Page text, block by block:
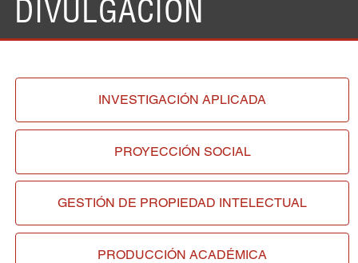
DIVULGACIÓN
INVESTIGACIÓNAPLICADA
PROYECCIÓN SOCIAL
GESTIÓN DE PROPIEDAD INTELECTUAL
PRODUCCIÓN ACADÉMICA